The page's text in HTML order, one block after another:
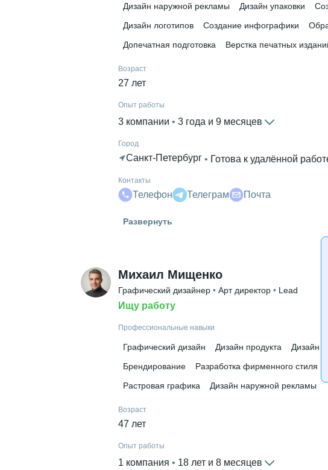
Дизайн наружной рекламы
Дизайн упаковки
Дизайн логотипов
Создание инфографики
Допечатная подготовка
Верстка печатных
Возраст
27 лет
Опыт работы
3 компании 3 года и 9 месяцев
Город
Санкт-Петербург • Готова к удалённой
Контакты
Телефон Телеграм Почта
Гражданство
Высшее образование
СГУ им. Н.Г. Чернышевского Факультет
SkillFactory
Развернуть
Михаил Мищенко
Графический дизайнер • Арт директор • Lead
Ищу работу
Профессиональные навыки
Графический дизайн Дизайн продукта Дизайн
Брендирование
Разработка фирменного стиля
Растровая графика
Дизайн наружной рекламы
Возраст
47 лет
Опыт работы
1 компания 18 лет и 8 месяцев